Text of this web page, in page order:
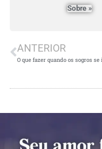
Sobre »
ANTERIOR